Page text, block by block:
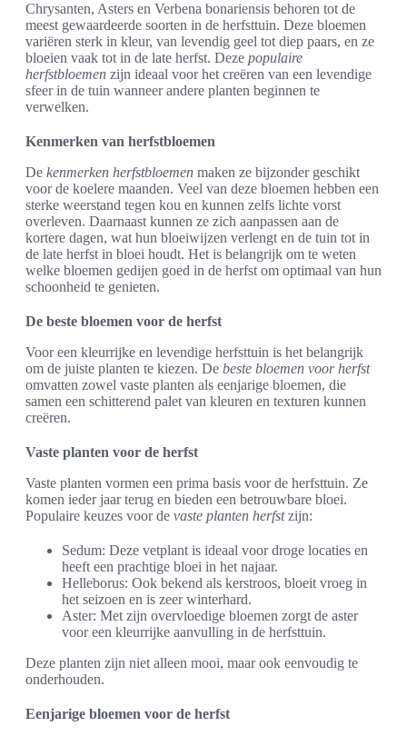
Chrysanten, Asters en Verbena bonariensis behoren tot de
meest gewaardeerde soorten in de herfsttuin. Deze bloemen
variëren sterk in kleur, van levendig geel tot diep paars, en ze
bloeien vaak tot in de late herfst. Deze populaire
herfstbloemen zijn ideaal voor het creëren van een levendige
sfeer in de tuin wanneer andere planten beginnen te
verwelken.
Kenmerken van herfstbloemen
De kenmerken herfstbloemen maken ze bijzonder geschikt
voor de koelere maanden. Veel van deze bloemen hebben een
sterke weerstand tegen kou en kunnen zelfs lichte vorst
overleven. Daarnaast kunnen ze zich aanpassen aan de
kortere dagen, wat hun bloeiwijzen verlengt en de tuin tot in
de late herfst in bloei houdt. Het is belangrijk om te weten
welke bloemen gedijen goed in de herfst om optimaal van hun
schoonheid te genieten.
De beste bloemen voor de herfst
Voor een kleurrijke en levendige herfsttuin is het belangrijk
om de juiste planten te kiezen. De beste bloemen voor herfst
omvatten zowel vaste planten als eenjarige bloemen, die
samen een schitterend palet van kleuren en texturen kunnen
creëren.
Vaste planten voor de herfst
Vaste planten vormen een prima basis voor de herfsttuin. Ze
komen ieder jaar terug en bieden een betrouwbare bloei.
Populaire keuzes voor de vaste planten herfstzijn:
Sedum: Deze vetplant is ideaal voor droge locaties en
heeft een prachtige bloei in het najaar.
Helleborus: Ook bekend als kerstroos, bloeit vroeg in
het seizoen en is zeer winterhard.
Aster: Met zijn overvloedige bloemen zorgt de aster
voor een kleurrijke aanvulling in de herfsttuin.
Deze planten zijn niet alleen mooi, maar ook eenvoudig te
onderhouden.
Eenjarige bloemen voor de herfst